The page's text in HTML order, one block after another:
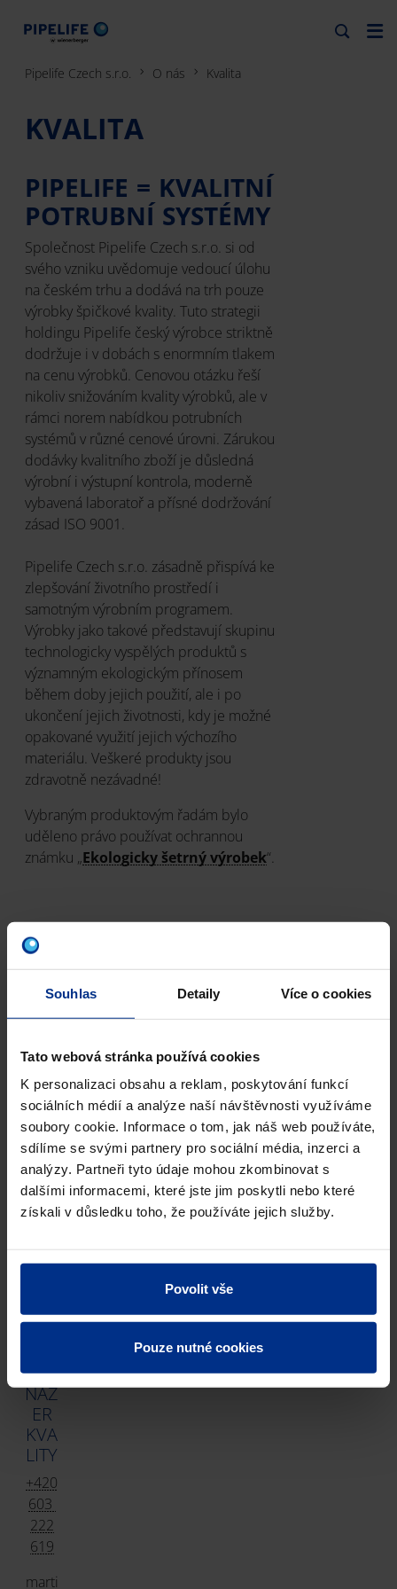
Souhlas Detaily Více o cookies
Tato webová stránka používá cookies
K personalizaci obsahu a reklam, poskytování funkcí
sociálních médií a analýze naší návštěvnosti využíváme
soubory cookie. Informace o tom, jak náš web používáte,
sdílíme se svými partnery pro sociální média, inzerci a
analýzy. Partneři tyto údaje mohou zkombinovat s
dalšími informacemi, které jste jim poskytli nebo které
získali v důsledku toho, že používáte jejich služby.
Povolit vše
Pouze nutné cookies
Pipelife Czech s.r.o. O nás Kvalita
KVALITA
PIPELIFE = KVALITNÍ
POTRUBNÍ SYSTÉMY
Společnost Pipelife Czech s.r.o. si od
svého vzniku uvědomuje vedoucí úlohu
na českém trhu a dodává na trh pouze
výrobky špičkové kvality. Tuto strategii
holdingu Pipelife český výrobce striktně
dodržuje i v dobách s enormním tlakem
na cenu výrobků. Cenovou otázku řeší
nikoliv snižováním kvality výrobků, ale v
rámci norem nabídkou potrubních
systémů v různé cenové úrovni. Zárukou
dodávky kvalitního zboží je důsledná
výrobní i výstupní kontrola, moderně
vybavená laboratoř a přísné dodržování
zásad ISO 9001.
Pipelife Czech s.r.o. zásadně přispívá ke
zlepšování životního prostředí i
samotným výrobním programem.
Výrobky jako takové představují skupinu
technologicky vyspělých produktů s
významným ekologickým přínosem
během doby jejich použití, ale i po
ukončení jejich životnosti, kdy je možné
opakované využití jejich výchozího
materiálu. Veškeré produkty jsou
zdravotně nezávadné!
Vybraným produktovým řadám bylo
uděleno právo používat ochrannou
známku „Ekologicky šetrný výrobek“.
Politika energetiky
Posouzení vlivu klimatických změn
Vymezení rozsahu systému
Značka kvality ADPP
Vajd
MA
NAŽ
ER
KVA
LITY
+420
603
222
619
marti